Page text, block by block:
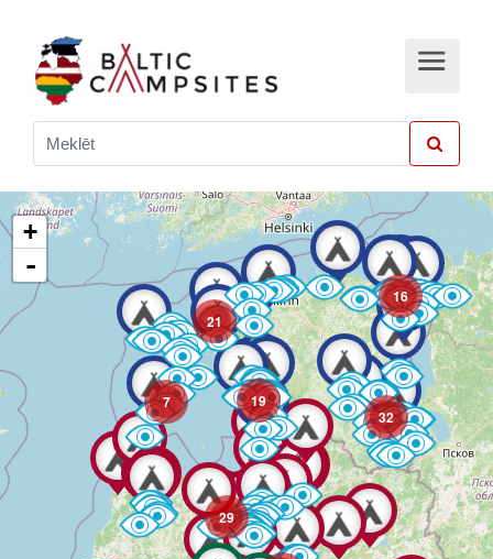
7
21
16
32
19
29
+
-